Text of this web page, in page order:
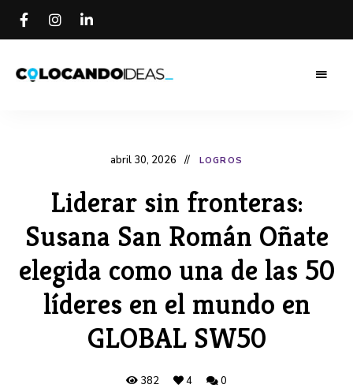
abril 30, 2026 LOGROS
Liderar sin fronteras:
Susana San Román Oñate
elegida como una de las 50
líderes en el mundo en
GLOBAL SW50
382 4 0